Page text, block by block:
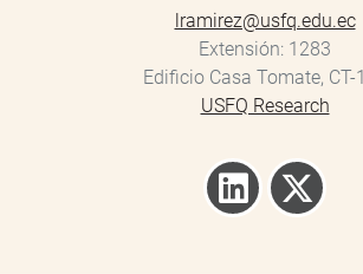
lramirez@usfq.edu.ec
Extensión 1283
Edificio Casa Tomate, CT-
USFQ Research